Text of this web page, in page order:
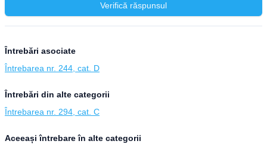
Verifică răspunsul
Întrebări asociate
Întrebarea nr. 244, cat. D
Întrebări din alte categorii
Întrebarea nr. 294, cat. C
Aceeași întrebare în alte categorii